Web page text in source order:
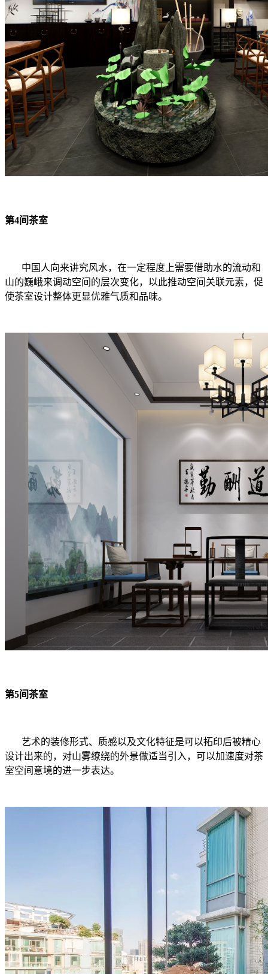
第4间茶室
中国人向来讲究风水，在一定程度上需要借助水的流动和
山的巍峨来调动空间的层次变化，以此推动空间关联元素，促
使茶室设计整体更显优雅气质和品味。
第5间茶室
艺术的装修形式、质感以及文化特征是可以拓印后被精心
设计出来的，对山雾缭绕的外景做适当引入，可以加速度对茶
室空间意境的进一步表达。